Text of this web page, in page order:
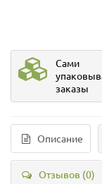
Сами
заказы
Описание
Отзывов (0)